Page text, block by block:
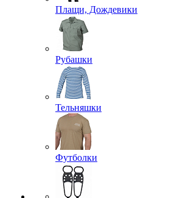
Плащи, Дождевики
Рубашки
Тельняшки
Футболки